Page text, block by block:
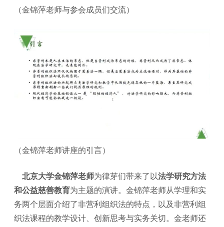
（金锦萍老师与参会成员们交流）
（金锦萍老师讲座的引言）
北京大学金锦萍老师为律芽们带来了以法学研究方法
和公益慈善教育为主题的演讲。金锦萍老师从学理和实
务两个层面介绍了非营利组织法的特点，以及非营利组
织法课程的教学设计、创新思考与实务关切。金老师还